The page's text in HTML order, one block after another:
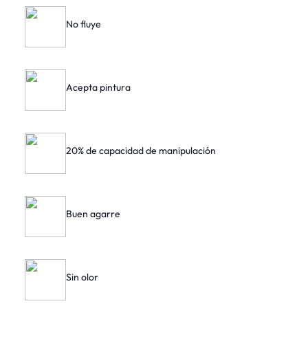
No fluye
Acepta pintura
20% de capacidad de manipulación
Buen agarre
Sin olor